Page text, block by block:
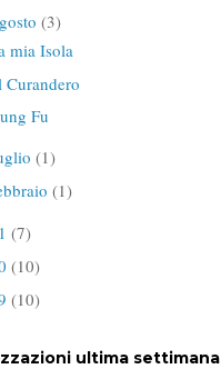
(3)
mia Isola
Curandero
Fu
(1)
(1)
(7)
(10)
(10)
ultima settimana